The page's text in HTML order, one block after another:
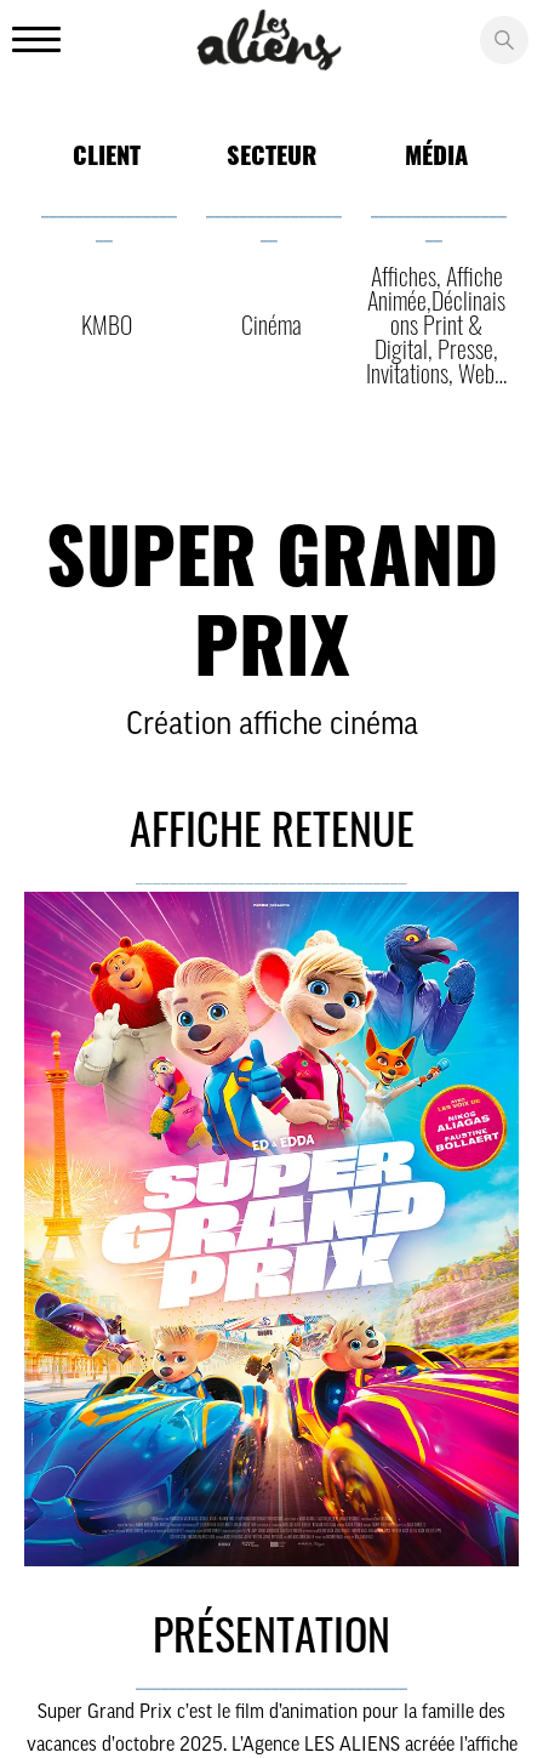
CLIENT SECTEUR
MÉDIA
KMBO Cinéma
Affiches, Affiche
Animée,déclinais
Ons Print &
Digital, Presse,
Invitations, Web…
SUPER GRAND
PRIX
Création affiche cinéma
AFFICHE RETENUE
PRÉSENTATION
________________________________
Super Grand Prix c’est le film d’animation pour la famille des
vacances d’octobre 2025. L’Agence LES ALIENS acréée l’affiche